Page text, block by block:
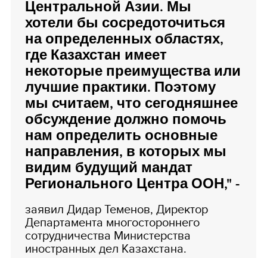
Центральной Азии. Мы
хотели бы сосредоточиться
на определенных областях,
где Казахстан имеет
некоторые преимущества или
лучшие практики. Поэтому
мы считаем, что сегодняшнее
обсуждение должно помочь
нам определить основные
направления, в которых мы
видим будущий мандат
Регионального Центра ООН," -
заявил Дидар Теменов, Директор
Департамента многостороннего
сотрудничества Министерства
иностранных дел Казахстана.